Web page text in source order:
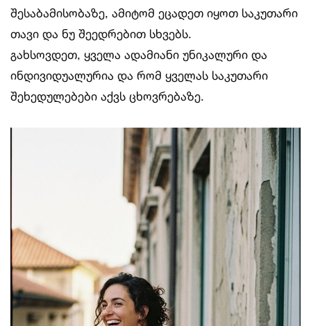
შესაბამისობაზე, ამიტომ ეცადეთ იყოთ საკუთარი
თავი და ნუ შეედრებით სხვებს.
გახსოვდეთ, ყველა ადამიანი უნიკალური და
ინდივიდუალურია და რომ ყველას საკუთარი
შეხედულებები აქვს ცხოვრებაზე.